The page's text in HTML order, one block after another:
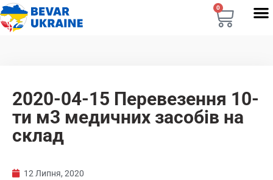
0
2020-04-15 Перевезення 10-
ти м3 медичних засобів на
склад
12 Липня, 2020